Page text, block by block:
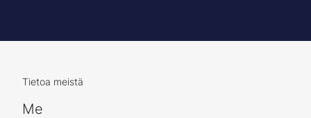
Tietoa meistä
Me